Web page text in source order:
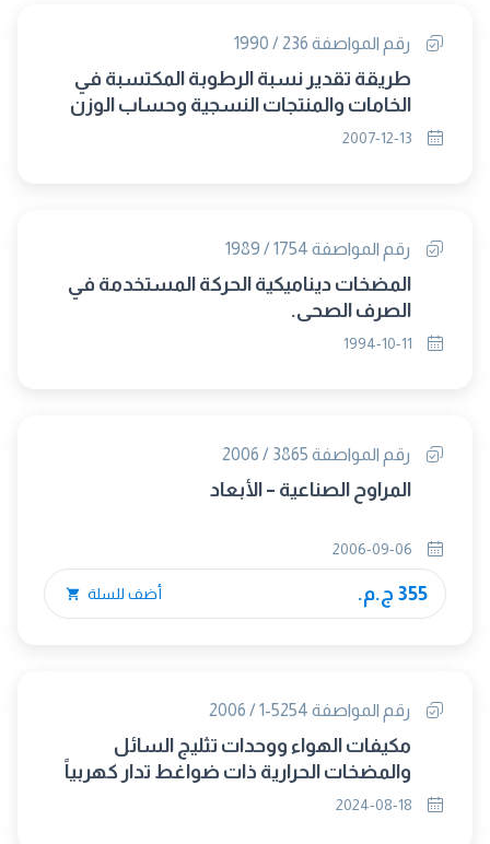
رقم المواصفة 236 / 1990
طريقة تقدير نسبة الرطوبة المكتسبة في
الخامات والمنتجات النسجية وحساب الوزن
المصحح للرساله.
رقم المواصفة 1754 / 1989
المضخات ديناميكية الحركة المستخدمة في
الصرف الصحى.
رقم المواصفة 3865 / 2006
المراوح الصناعية – الأبعاد
355 ج.م. أضف للسلة
رقم المواصفة 5254-1 / 2006
مكيفات الهواء ووحدات تثليج السائل
والمضخات الحرارية ذات ضواغط تدار كهربياً